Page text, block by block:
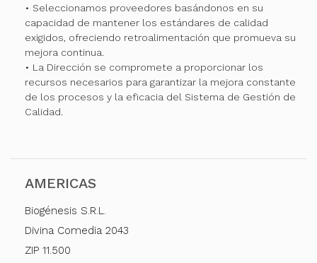
• Seleccionamos proveedores basándonos en su
capacidad de mantener los estándares de calidad
exigidos, ofreciendo retroalimentación que promueva su
mejora continua.
• La Dirección se compromete a proporcionar los
recursos necesarios para garantizar la mejora constante
de los procesos y la eficacia del Sistema de Gestión de
Calidad.
AMERICAS
Biogénesis S.R.L.
Divina Comedia 2043
ZIP 11.500